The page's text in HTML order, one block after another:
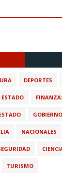
DEPORTES
ESTADO
NACIONALES
TURISMO